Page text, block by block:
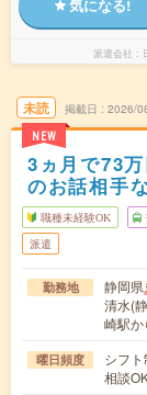
気になる!
派遣会社
未読
NEW
掲載日 2026/
3ヵ月で73
のお話相手
職種未経験OK
派遣
勤務地 静岡県
清水(
崎駅
曜日頻度
シフ
相談